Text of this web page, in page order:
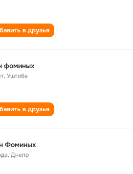
в друзья
фоминых
,Уштобе
в друзья
Фоминых
,Днепр